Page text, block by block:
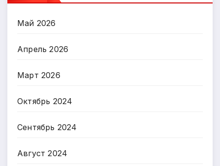
Май 2026
Апрель 2026
Март 2026
Октябрь 2024
Сентябрь 2024
Август 2024